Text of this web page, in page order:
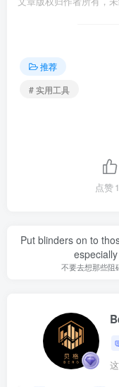
推荐
# 实用工具
点赞
Put blinders on to
不要去想那些阻